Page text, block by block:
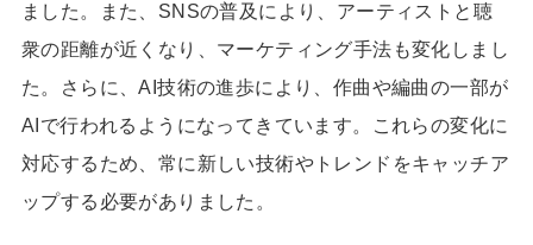
ました。また、 SNSの普及により、アーティストと聴
衆の距離が近くなり、マーケティング手法も変化しまし
た。さらに、AI技術の進歩により、作曲や編曲の一部が
AI で行われるようになってきています。これらの変化に
対応するため、常に新しい技術やトレンドをキャッチア
ップする必要がありました。